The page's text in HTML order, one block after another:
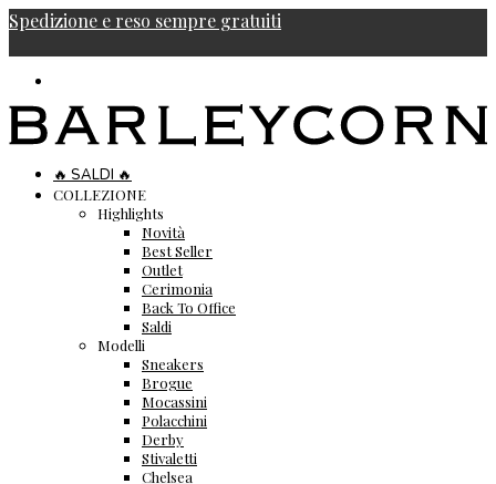
Spedizione e reso sempre gratuiti
🔥 SALDI 🔥
COLLEZIONE
Highlights
Novità
Best Seller
Outlet
Cerimonia
Back To Office
Saldi
Modelli
Sneakers
Brogue
Mocassini
Polacchini
Derby
Stivaletti
Chelsea